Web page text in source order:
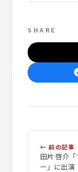
SHARE
← 前の記事
田片 啓介
ー」に出演